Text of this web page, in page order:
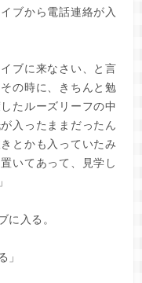
ブから電話連絡が入
ブに来なさい、と言
の時に、きちんと勉
たルーズリーフの中
入ったままだったん
とかも入っていたみ
いてあって、見学し
に入る。
」